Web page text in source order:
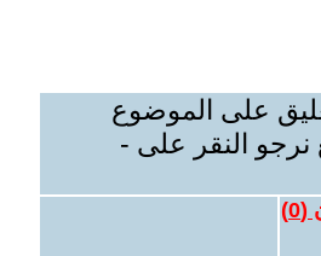
على الموضوع
نرجو النقر على -
(
0
)